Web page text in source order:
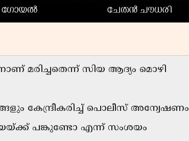
മരിച്ചതെന്ന് സിയ ആദ്യം മൊഴി
കേന്ദ്രീകരിച്ച് പൊലീസ് അന്വേഷണം
പങ്കുണ്ടോ എന്ന് സംശയം